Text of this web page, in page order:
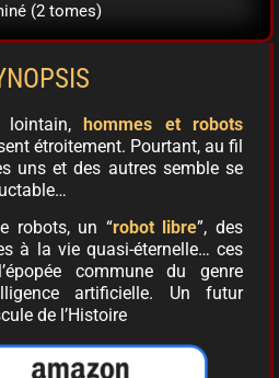
(2 tomes)
lointain,hommes et robots
étroitement. Pourtant, au fil
uns et des autres semble se
robots, un “robot libre”, des
à la vie quasi-éternelle… ces
commune du genre
artificielle. Un futur
de l’Histoire